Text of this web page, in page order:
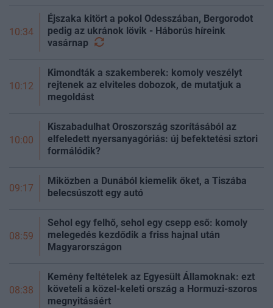
10:34
Éjszaka kitört a pokol Odesszában, Bergorodot
pedig az ukránok lövik - Háborús híreink
vasárnap
10:12
Kimondták a szakemberek: komoly veszélyt
rejtenek az elviteles dobozok, de mutatjuk a
megoldást
10:00
Kiszabadulhat Oroszország szorításából az
elfeledett nyersanyagóriás: új befektetési sztori
formálódik?
09:17
Miközben a Dunából kiemelik őket, a Tiszába
belecsúszott egy autó
08:59
Sehol egy felhő, sehol egy csepp eső: komoly
melegedés kezdődik a friss hajnal után
Magyarországon
08:38
Kemény feltételek az Egyesült Államoknak: ezt
követeli a közel-keleti ország a Hormuzi-szoros
megnyitásáért